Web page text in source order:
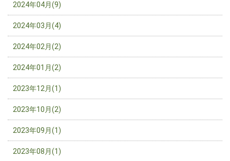
2024年04月(9)
2024年03月(4)
2024年02月(2)
2024年01月(2)
2023年12月(1)
2023年10月(2)
2023年09月(1)
2023年08月(1)